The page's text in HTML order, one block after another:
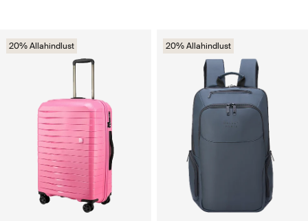
20% Allahindlust 20% Allahindlust